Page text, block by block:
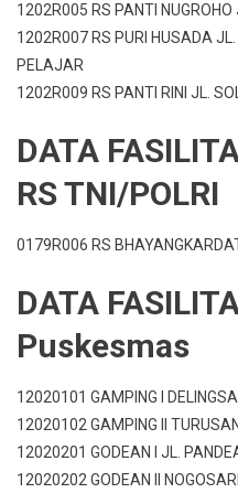
1202R005 RS PANTI
1202R007 RS PURI HUSADA
PELAJAR
1202R009 RS PANTI RINI JL.
DATA
RS TNI/POLRI
0179R006 RS
DATA
Puskesmas
12020101 GAMPING I
12020102 GAMPING II
12020201 GODEAN I JL.
12020202 GODEAN II